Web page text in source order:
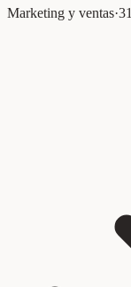
Marketing y ventas·31